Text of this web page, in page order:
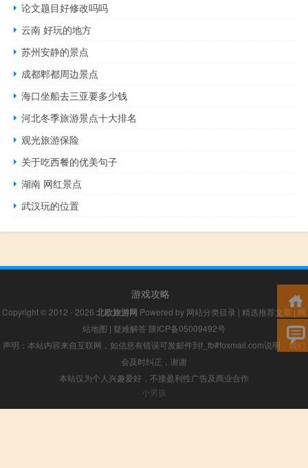
论文题目好修改吗吗
云南 好玩的地方
苏州安静的景点
成都郫都周边景点
海口坐船去三亚要多少钱
河北冬季旅游景点十大排名
观光旅游保险
关于吃西餐的优美句子
湖南 网红景点
武汉玩的位置
游戏攻略
Copyright © 2012 - 2026 北欧旅游网 Powered by 网站分类目录 | 精选推荐文章| 网
站地图 | 疑难解答 陕ICP备05009492号
声明：本站内容来自互联网，如信息有错误可发邮件到f_fb#foxmail.com说明，我们
会及时纠正，谢谢
本站仅为个人兴趣爱好，不接盈利性广告及商业合作
小男孩